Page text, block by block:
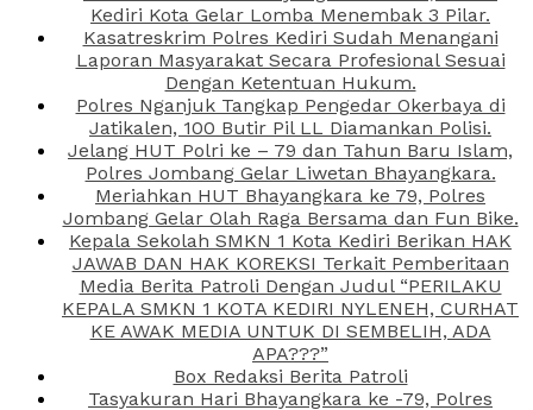
Kediri Kota Gelar Lomba Menembak 3 Pilar.
Kasatreskrim Polres Kediri Sudah Menangani
Laporan Masyarakat Secara Profesional Sesuai
Dengan Ketentuan Hukum.
Polres Nganjuk Tangkap Pengedar Okerbaya di
Jatikalen, 100 Butir Pil LL Diamankan Polisi.
Jelang HUT Polri ke – 79 dan Tahun Baru Islam,
Polres Jombang Gelar Liwetan Bhayangkara.
Meriahkan HUT Bhayangkara ke 79, Polres
Jombang Gelar Olah Raga Bersama dan Fun Bike.
Kepala Sekolah SMKN 1 Kota Kediri Berikan HAK
JAWAB DAN HAK KOREKSI Terkait Pemberitaan
Media Berita Patroli Dengan Judul “PERILAKU
KEPALA SMKN 1 KOTA KEDIRI NYLENEH, CURHAT
KE AWAK MEDIA UNTUK DI SEMBELIH, ADA
APA???”
Box Redaksi Berita Patroli
Tasyakuran Hari Bhayangkara ke -79, Polres